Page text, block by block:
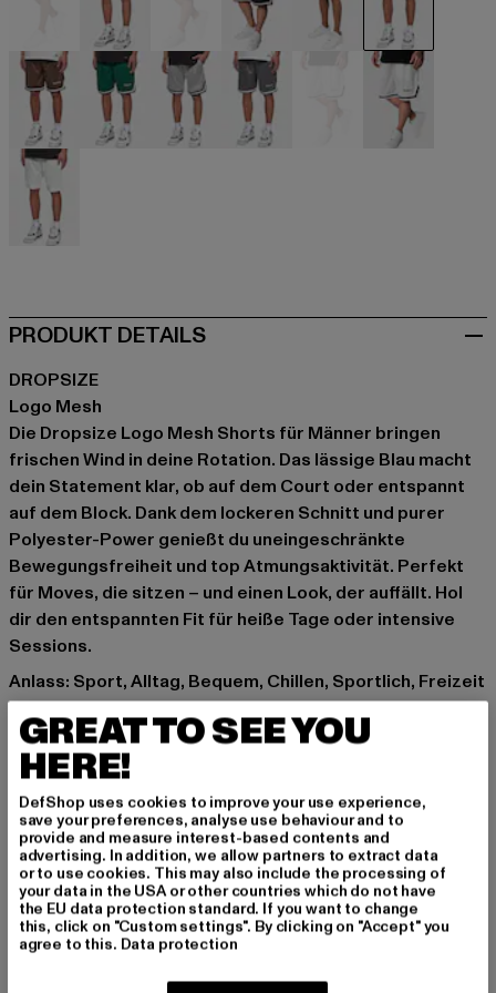
beige beige schwarzschwarz blau
braun
PRODUKT DETAILS
DROPSIZE
Logo Mesh
Die Dropsize Logo Mesh Shorts für Männer bringen
frischen Wind in deine Rotation. Das lässige Blau macht
dein Statement klar, ob auf dem Court oder entspannt
auf dem Block. Dank dem lockeren Schnitt und purer
Polyester-Power genießt du uneingeschränkte
Bewegungsfreiheit und top Atmungsaktivität. Perfekt
für Moves, die sitzen – und einen Look, der auffällt. Hol
dir den entspannten Fit für heiße Tage oder intensive
Sessions.
Anlass: Sport, Alltag, Bequem, Chillen, Sportlich, Freizeit
Verschlussarten: Kordelzug
Details: Brandlogo
Schnitt: Locker
Marke: Dropsize
Kat.: Bekleidung
Farbe: blau
Hersteller Farbe: royal blue
Materialzusammensetzung: 100% Polyester
Art.Nr: DSSH007-04528
GREAT TO SEE YOU
HERE!
DefShop uses cookies to improve your use experience,
save your preferences, analyse use behaviour and to
provide and measure interest-based contents and
advertising. In addition, we allow partners to extract data
or to use cookies. This may also include the processing of
your data in the USA or other countries which do not have
the EU data protection standard. If you want to change
this, click on "Custom settings". By clicking on "Accept" you
agree to this. Data protection